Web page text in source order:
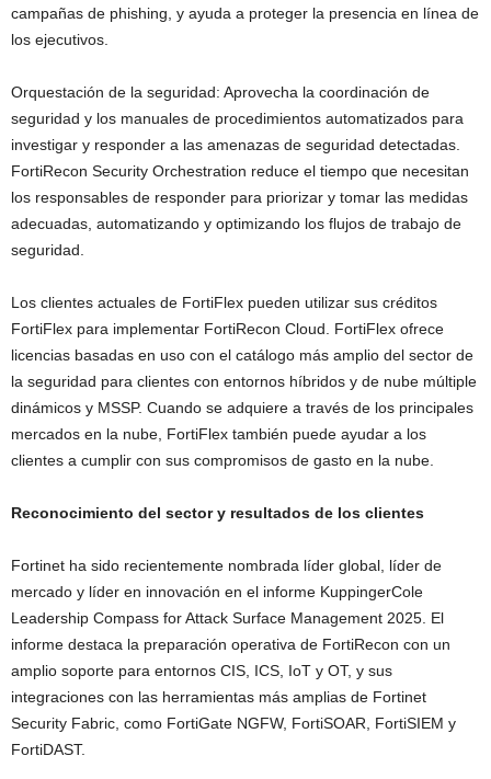
campañas de phishing, y ayuda a proteger la presencia en línea de
los ejecutivos.
Orquestación de la seguridad: Aprovecha la coordinación de
seguridad y los manuales de procedimientos automatizados para
investigar y responder a las amenazas de seguridad detectadas.
FortiRecon Security Orchestration reduce el tiempo que necesitan
los responsables de responder para priorizar y tomar las medidas
adecuadas, automatizando y optimizando los flujos de trabajo de
seguridad.
Los clientes actuales de FortiFlex pueden utilizar sus créditos
FortiFlex para implementar FortiRecon Cloud. FortiFlex ofrece
licencias basadas en uso con el catálogo más amplio del sector de
la seguridad para clientes con entornos híbridos y de nube múltiple
dinámicos y MSSP. Cuando se adquiere a través de los principales
mercados en la nube, FortiFlex también puede ayudar a los
clientes a cumplir con sus compromisos de gasto en la nube.
Reconocimiento del sector y resultados de los clientes
Fortinet ha sido recientemente nombrada líder global, líder de
mercado y líder en innovación en el informe KuppingerCole
Leadership Compass for Attack Surface Management 2025. El
informe destaca la preparación operativa de FortiRecon con un
amplio soporte para entornos CIS, ICS, IoT y OT, y sus
integraciones con las herramientas más amplias de Fortinet
Security Fabric, como FortiGate NGFW, FortiSOAR, FortiSIEM y
FortiDAST.